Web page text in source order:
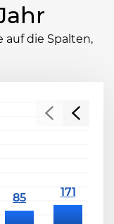
auf die Spalten,